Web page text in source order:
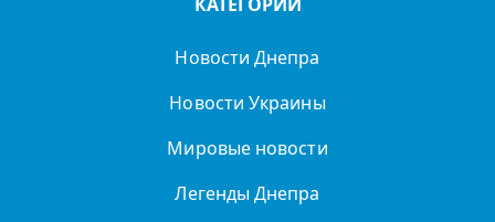
Новости Днепра
Новости Украины
Мировые новости
Легенды Днепра